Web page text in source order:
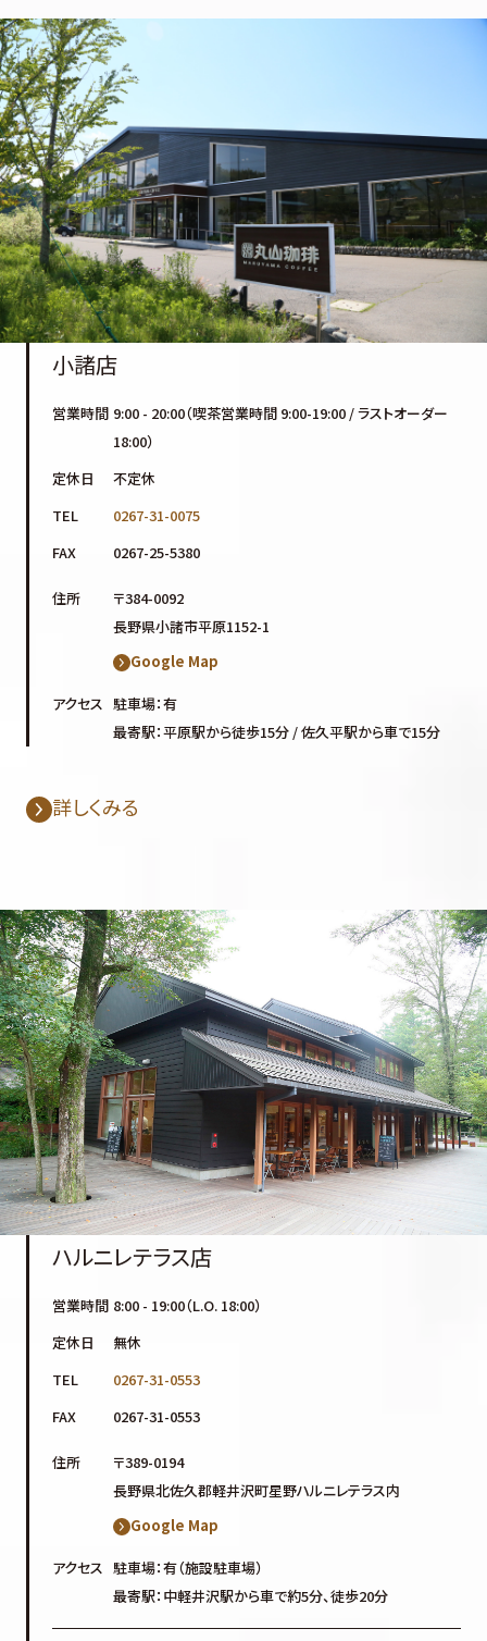
小諸店
営業時間 9:00 - 20:00（喫茶営業時間 9:00-19:00 / ラストオーダー
18:00）
定休日
不定休
TEL
0267-31-0075
FAX
0267-25-5380
住所
〒384-0092
長野県小諸市平原1152-1
Google Map
アクセス 駐車場：有
最寄駅：平原駅から徒歩15分 / 佐久平駅から車で15分
詳しくみる
ハルニレテラス店
営業時間 8:00 - 19:00（L.O. 18:00）
定休日
無休
TEL
0267-31-0553
FAX
0267-31-0553
住所
〒389-0194
長野県北佐久郡軽井沢町星野ハルニレテラス内
Google Map
アクセス 駐車場：有（施設駐車場）
最寄駅：中軽井沢駅から車で約5分、徒歩20分